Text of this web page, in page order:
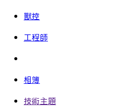
獸控
工程師
相簿
技術主題